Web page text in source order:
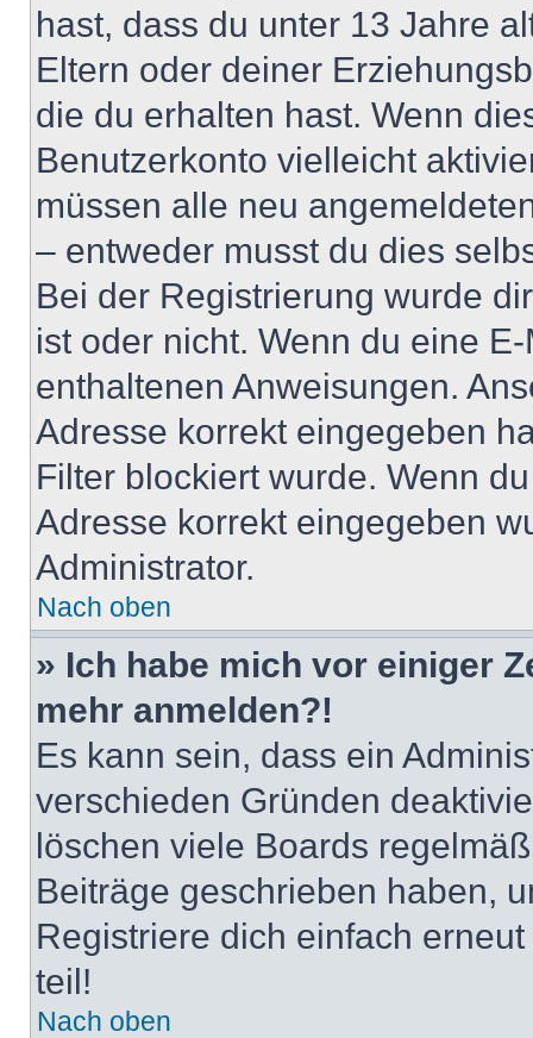
hast, dass du unter 13 Jahre
Eltern oder deiner
die du erhalten hast. Wenn
Benutzerkonto vielleicht
müssen alle neu
– entweder musst du dies
Bei der Registrierung wurde
ist oder nicht. Wenn du eine
enthaltenen Anweisungen.
Adresse korrekt eingegeben
Filter blockiert wurde. Wenn
Adresse korrekt eingegeben
Administrator.
Nach oben
» Ich habe mich vor einiger
mehr anmelden?!
Es kann sein, dass ein
verschieden Gründen
löschen viele Boards
Beiträge geschrieben haben,
Registriere dich einfach
teil!
Nach oben